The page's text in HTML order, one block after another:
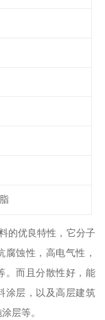
的优良特性，它分子
蚀性，高电气性，
。而且分散性好，能
涂层，以及高层建筑
层等。